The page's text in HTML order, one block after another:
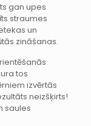
gan upes
straumes
un
zināšanas.
tos
izvērtās
neizšķirts!
saules